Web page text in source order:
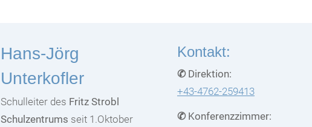
Hans-Jörg
Unterkofler
Schulleiter des Fritz Strobl
Schulzentrums seit 1.Oktober
Kontakt:
✆ Direktion:
+43-4762-259413
✆ Konferenzzimmer: